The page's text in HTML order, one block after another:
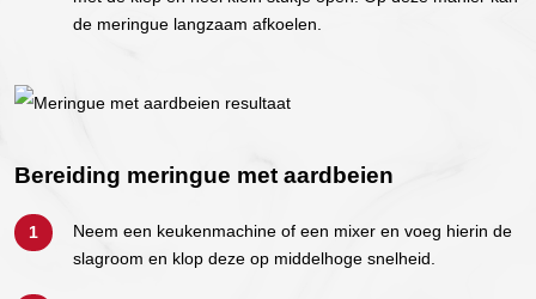
de meringue langzaam afkoelen.
Bereiding meringue met aardbeien
Neem een keukenmachine of een mixer en voeg hierin de
slagroom en klop deze op middelhoge snelheid.